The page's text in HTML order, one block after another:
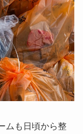
ムも日頃から整